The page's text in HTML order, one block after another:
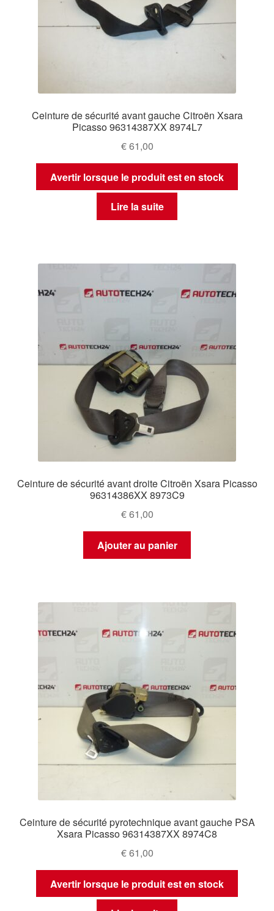
Ceinture de sécurité avant gauche Citroën Xsara
Picasso 96314387XX 8974L7
€61,00
Avertir lorsque le produit est en stock
Lire la suite
Ceinture de sécurité avant droite Citroën Xsara Picasso
96314386XX 8973C9
€61,00
Ajouter au panier
Ceinture de sécurité pyrotechnique avant gauche PSA
Xsara Picasso 96314387XX 8974C8
€61,00
Avertir lorsque le produit est en stock